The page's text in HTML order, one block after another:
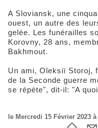
A Sloviansk, une
ouest, un autre des
gelée. Les funérailles
Korovny, 28 ans,
Bakhmout.
Un ami, Oleksiï Storoj,
de la Seconde guerre
se répète", dit-il: "A
le Mercredi 15 Février 2023